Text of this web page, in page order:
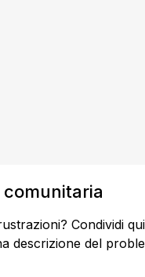
comunitaria
Condividi
descrizione del